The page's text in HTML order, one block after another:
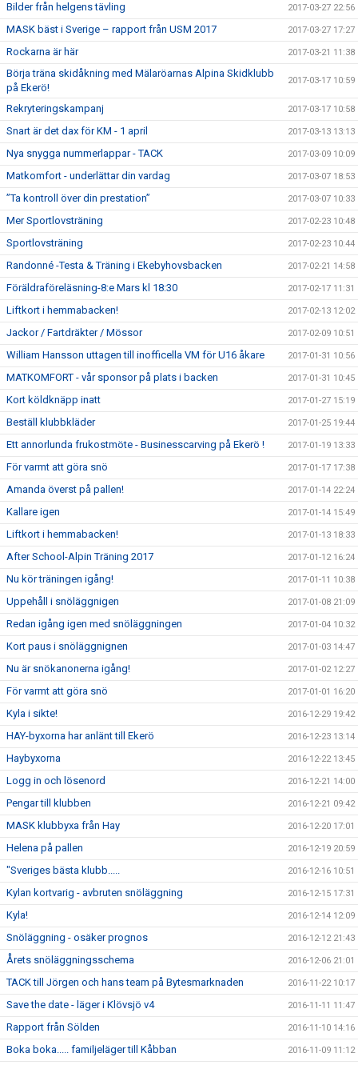
Bilder från helgens tävling 2017-03-27 22:56
MASK bäst i Sverige – rapport från USM 2017 2017-03-27 17:27
Rockarna är här 2017-03-21 11:38
Börja träna skidåkning med Mälaröarnas Alpina Skidklubb
på Ekerö!
2017-03-17 10:59
Rekryteringskampanj 2017-03-17 10:58
Snart är det dax för KM - 1 april 2017-03-13 13:13
Nya snygga nummerlappar - TACK 2017-03-09 10:09
Matkomfort - underlättar din vardag 2017-03-07 18:53
”Ta kontroll över din prestation” 2017-03-07 10:33
Mer Sportlovsträning 2017-02-23 10:48
Sportlovsträning 2017-02-23 10:44
Randonné -Testa & Träning i Ekebyhovsbacken 2017-02-21 14:58
Föräldraföreläsning-8:e Mars kl 18:30 2017-02-17 11:31
Liftkort i hemmabacken! 2017-02-13 12:02
Jackor / Fartdräkter / Mössor 2017-02-09 10:51
William Hansson uttagen till inofficella VM för U16 åkare 2017-01-31 10:56
MATKOMFORT - vår sponsor på plats i backen 2017-01-31 10:45
Kort köldknäpp inatt 2017-01-27 15:19
Beställ klubbkläder 2017-01-25 19:44
Ett annorlunda frukostmöte - Businesscarving på Ekerö ! 2017-01-19 13:33
För varmt att göra snö 2017-01-17 17:38
Amanda överst på pallen! 2017-01-14 22:24
Kallare igen 2017-01-14 15:49
Liftkort i hemmabacken! 2017-01-13 18:33
After School-Alpin Träning 2017 2017-01-12 16:24
Nu kör träningen igång! 2017-01-11 10:38
Uppehåll i snöläggnigen 2017-01-08 21:09
Redan igång igen med snöläggningen 2017-01-04 10:32
Kort paus i snöläggnignen 2017-01-03 14:47
Nu är snökanonerna igång! 2017-01-02 12:27
För varmt att göra snö 2017-01-01 16:20
Kyla i sikte! 2016-12-29 19:42
HAY-byxorna har anlänt till Ekerö 2016-12-23 13:14
Haybyxorna 2016-12-22 13:45
Logg in och lösenord 2016-12-21 14:00
Pengar till klubben 2016-12-21 09:42
MASK klubbyxa från Hay 2016-12-20 17:01
Helena på pallen 2016-12-19 20:59
"Sveriges bästa klubb..... 2016-12-16 10:51
Kylan kortvarig - avbruten snöläggning 2016-12-15 17:31
Kyla! 2016-12-14 12:09
Snöläggning - osäker prognos 2016-12-12 21:43
Årets snöläggningsschema 2016-12-06 21:01
TACK till Jörgen och hans team på Bytesmarknaden 2016-11-22 10:17
Save the date - läger i Klövsjö v4 2016-11-11 11:47
Rapport från Sölden 2016-11-10 14:16
Boka boka..... familjeläger till Kåbban 2016-11-09 11:12